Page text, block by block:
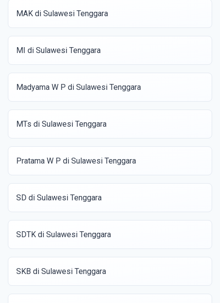
MAK di Sulawesi Tenggara
MI di Sulawesi Tenggara
Madyama W P di Sulawesi Tenggara
MTs di Sulawesi Tenggara
Pratama W P di Sulawesi Tenggara
SD di Sulawesi Tenggara
SDTK di Sulawesi Tenggara
SKB di Sulawesi Tenggara